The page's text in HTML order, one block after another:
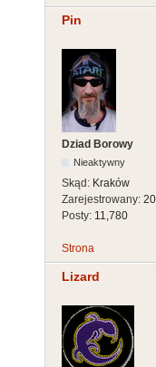
Pin
Dziad Borowy
Nieaktywny
Skąd: Kraków
Zarejestrowany:
Posty: 11,780
Strona
Lizard